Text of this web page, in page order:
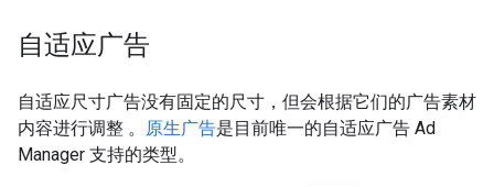
自适应广告
自适应尺寸广告没有固定的尺寸，但会根据它们的广告素材
内容进行调整 。 原生广告是目前唯一的自适应广告 Ad
Manager 支持的类型。